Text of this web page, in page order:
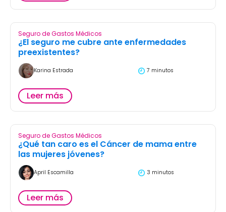
Seguro de Gastos Médicos
¿El seguro me cubre ante enfermedades
preexistentes?
Karina Estrada 7 minutos
Leer más
Seguro de Gastos Médicos
¿Qué tan caro es el Cáncer de mama entre
las mujeres jóvenes?
April Escamilla 3 minutos
Leer más